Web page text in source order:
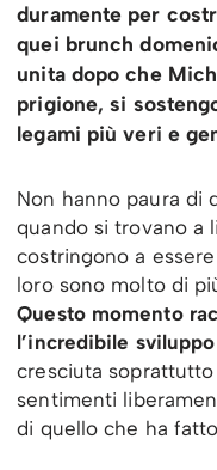
duramente per
quei brunch
unita dopo che
prigione, si
legami più veri e
Non hanno paura di
quando si trovano a
costringono a
loro sono molto di
Questo momento
l’incredibile
cresciuta
sentimenti
di quello che ha